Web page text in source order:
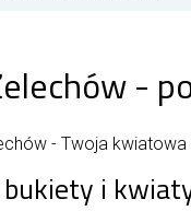
-
- Twoja kwiatowa
i